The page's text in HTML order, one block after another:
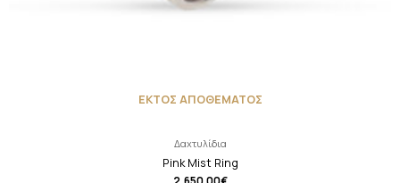
ΕΚΤΟΣ ΑΠΟΘΕΜΑΤΟΣ
Δαχτυλίδια
Pink Mist Ring